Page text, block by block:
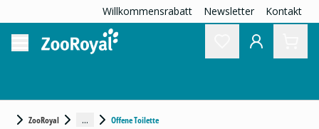
Willkommensrabatt Newsletter Kontakt
ZooRoyal ... Offene Toilette